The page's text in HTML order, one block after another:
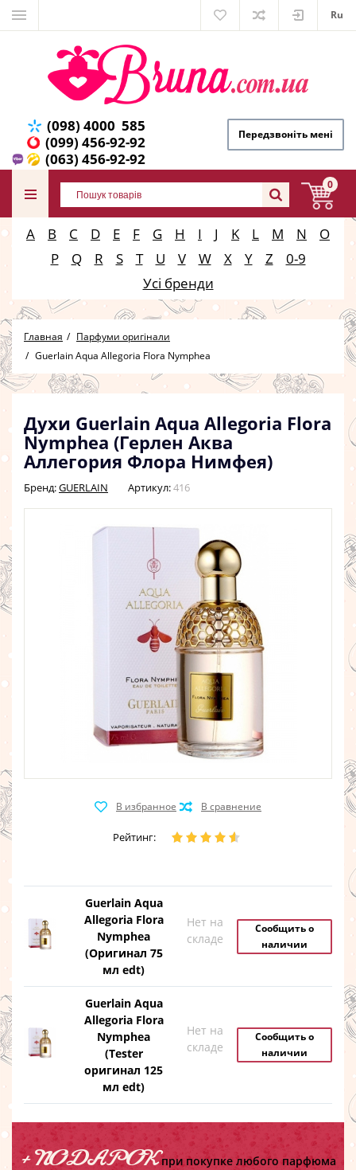
Ru
(098) 4000 585
(099) 456-92-92
(063) 456-92-92
Передзвоніть мені
0
A B C D E F G H I J K L M N
O
P
Q R S T U V W X Y Z
0-9
Усі бренди
Главная
Парфуми оригінали
Guerlain Aqua Allegoria Flora Nymphea
Духи Guerlain Aqua Allegoria Flora
Nymphea (Герлен Аква
Аллегория Флора Нимфея)
Бренд:GUERLAIN Артикул:416
Рейтинг:
Guerlain Aqua
Allegoria Flora
Nymphea
(Оригинал 75
мл edt)
Нет на
складе
Сообщить о
наличии
Guerlain Aqua
Allegoria Flora
Nymphea
(Tester
оригинал 125
мл edt)
Нет на
складе
Сообщить о
наличии
+ ПОДАРОКпри покупке любого парфюма